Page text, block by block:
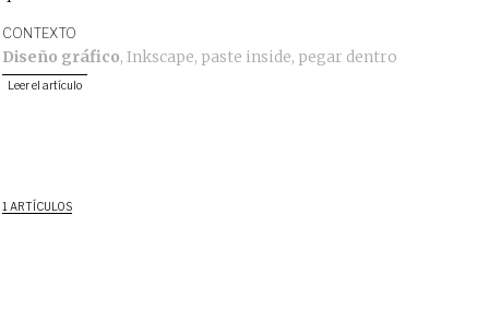
CONTEXTO
Diseño gráfico,Inkscape, paste inside, pegar dentro
Leer el artículo
1 ARTÍCULOS